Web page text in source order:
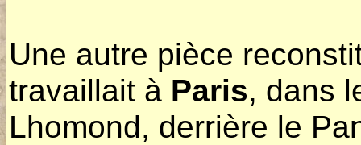
Une autre pièce
travaillait à Paris, dans
Lhomond, derrière le